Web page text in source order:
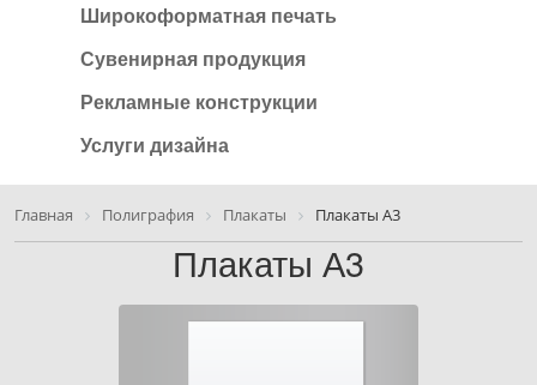
Широкоформатная печать
Сувенирная продукция
Рекламные конструкции
Услуги дизайна
Главная Полиграфия Плакаты Плакаты А3
Плакаты А3